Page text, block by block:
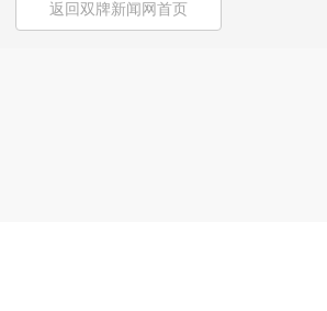
返回双牌新闻网首页